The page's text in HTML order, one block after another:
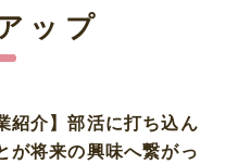
ップ
紹介】部活に打ち込ん
が将来の興味へ繋がっ